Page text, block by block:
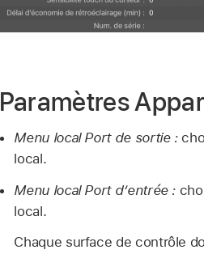
Paramètres
Menu local Port de sortie :
local.
Menu local Port d’entrée :
local.
Chaque surface de contrôle